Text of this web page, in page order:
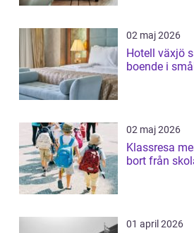
02 maj 2026
Hotell växjö så hittar du rätt
boende i
02 maj 2026
Klassresa mer än bara en resa
bort från
01 april 2026